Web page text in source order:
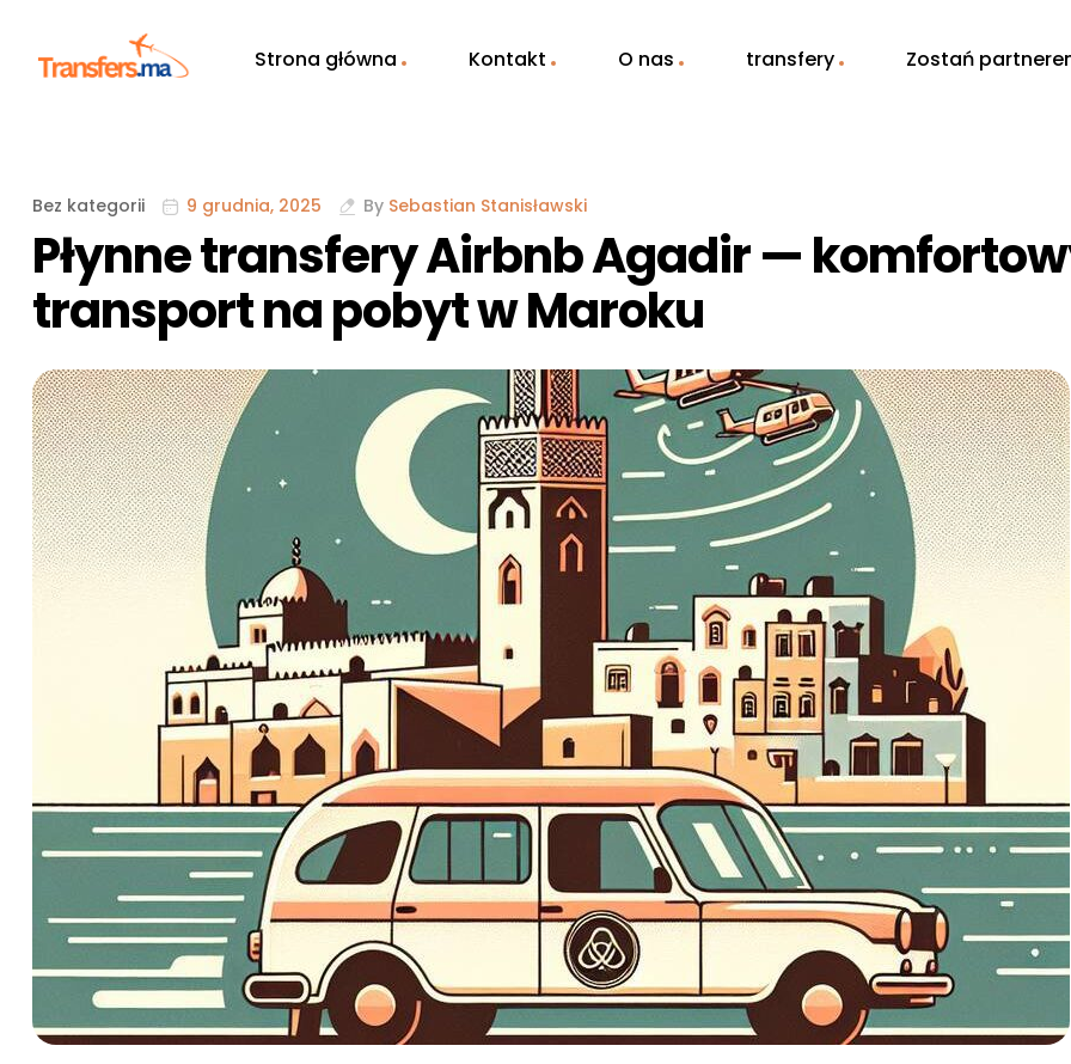
Strona główna Kontakt O nas transfery Zostań
Bez kategorii 9 grudnia, 2025 By Sebastian Stanisławski
Płynne transfery Airbnb Agadir —
transport na pobyt w Maroku